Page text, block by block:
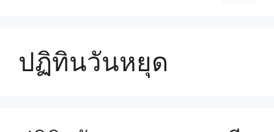
ปฏิทินวันหยุด